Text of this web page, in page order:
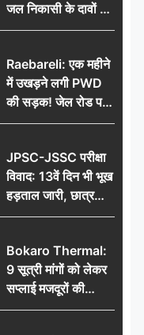
जल निकासी के दावों की
खुली पोल
Raebareli: एक महीने
में उखड़ने लगी PWD
की सड़क! जेल रोड पर
गड्ढे ने खोली निर्माण
की उठी मांग
JPSC-JSSC परीक्षा
विवाद: 13वें दिन भी भूख
हड़ताल जारी, छात्र
बोले- जांच नहीं तो
Bokaro Thermal:
9 सूत्री मांगों को लेकर
सप्लाई मजदूरों की
हुंकार, 12 अगस्त के